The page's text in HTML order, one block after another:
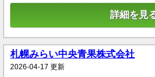
詳細を見
札幌みらい中央青果株式会社
2026-04-17 更新